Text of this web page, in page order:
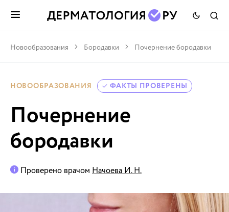
Новообразования Бородавки Почернение бородавки
НОВООБРАЗОВАНИЯ ФАКТЫ ПРОВЕРЕНЫ
Почернение
бородавки
Проверено врачом Начоева И. Н.